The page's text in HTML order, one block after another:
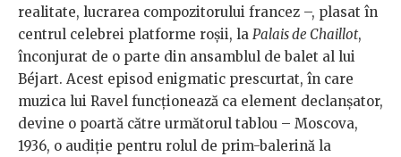
realitate, lucrarea compozitorului francez –, plasat în
centrul celebrei platforme roșii, la Palais de Chaillot,
înconjurat de o parte din ansamblul de balet al lui
Béjart. Acest episod enigmatic prescurtat, în care
muzica lui Ravel funcționează ca element declanșator,
devine o poartă către următorul tablou – Moscova,
1936, o audiție pentru rolul de prim-balerină la